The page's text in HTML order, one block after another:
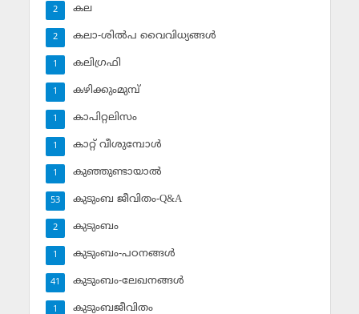
കല
2
കലാ-ശില്‍പ വൈവിധ്യങ്ങള്‍
2
കലിഗ്രഫി
1
കഴിക്കുംമുമ്പ്
1
കാപിറ്റലിസം
1
കാറ്റ് വീശുമ്പോള്‍
1
കുഞ്ഞുണ്ടായാല്‍
1
കുടുംബ ജീവിതം-Q&A
53
കുടുംബം
2
കുടുംബം-പഠനങ്ങള്‍
1
കുടുംബം-ലേഖനങ്ങള്‍
41
കുടുംബജീവിതം
1